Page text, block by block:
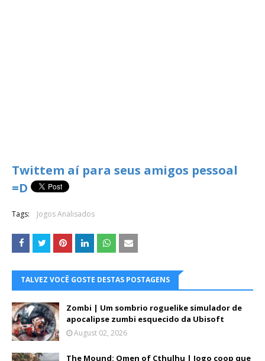
Twittem aí para seus amigos pessoal
=D
Tags: Jogos Analisados
TALVEZ VOCÊ GOSTE DESTAS POSTAGENS
Zombi | Um sombrio roguelike simulador de
apocalipse zumbi esquecido da Ubisoft
August 02, 2026
The Mound: Omen of Cthulhu | Jogo coop que